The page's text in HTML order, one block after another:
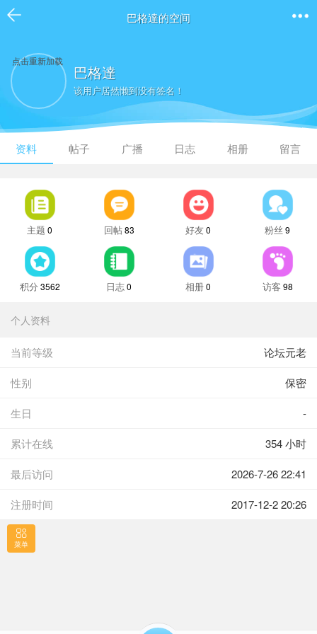
巴格達的空间
点击重新加载
巴格達
该用户居然懒到没有签名！
资料 帖子 广播 日志 相册 留言
主题 0 回帖 83 好友0 粉丝 9
积分 3562 日志0 相册0 访客 98
个人资料
当前等级 论坛元老
性别 保密
生日 -
累计在线 354 小时
最后访问 2026-7-26 22:41
注册时间 2017-12-2 20:26
菜单